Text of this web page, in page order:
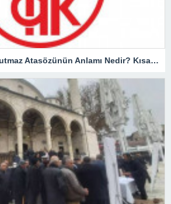
İşleyen Demir Pas Tutmaz Atasözünün Anlamı Nedir? Kısaca Açıklaması Ve Örnek Cümle…